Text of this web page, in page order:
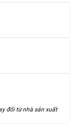
đổi từ nhà sản xuất